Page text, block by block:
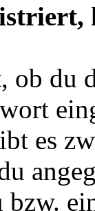
ob du
es
bzw.